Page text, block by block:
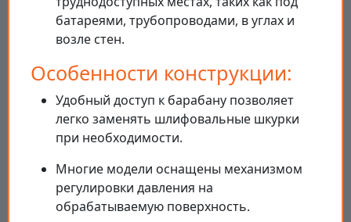
батареями, трубопроводами, в углах и
возле стен.
Особенности конструкции:
Удобный доступ к барабану позволяет
легко заменять шлифовальные шкурки
при необходимости.
Многие модели оснащены механизмом
регулировки давления на
обрабатываемую поверхность.